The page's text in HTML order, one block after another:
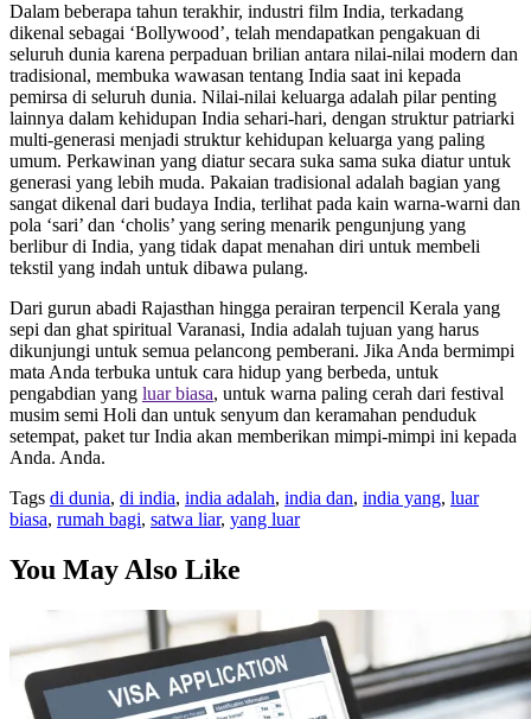
Dalam beberapa tahun terakhir, industri film India, terkadang
dikenal sebagai ‘Bollywood’, telah mendapatkan pengakuan di
seluruh dunia karena perpaduan brilian antara nilai-nilai modern dan
tradisional, membuka wawasan tentang India saat ini kepada
pemirsa di seluruh dunia. Nilai-nilai keluarga adalah pilar penting
lainnya dalam kehidupan India sehari-hari, dengan struktur patriarki
multi-generasi menjadi struktur kehidupan keluarga yang paling
umum. Perkawinan yang diatur secara suka sama suka diatur untuk
generasi yang lebih muda. Pakaian tradisional adalah bagian yang
sangat dikenal dari budaya India, terlihat pada kain warna-warni dan
pola ‘sari’ dan ‘cholis’ yang sering menarik pengunjung yang
berlibur di India, yang tidak dapat menahan diri untuk membeli
tekstil yang indah untuk dibawa pulang.
Dari gurun abadi Rajasthan hingga perairan terpencil Kerala yang
sepi dan ghat spiritual Varanasi, India adalah tujuan yang harus
dikunjungi untuk semua pelancong pemberani. Jika Anda bermimpi
mata Anda terbuka untuk cara hidup yang berbeda, untuk
pengabdian yang luar biasa, untuk warna paling cerah dari festival
musim semi Holi dan untuk senyum dan keramahan penduduk
setempat, paket tur India akan memberikan mimpi-mimpi ini kepada
Anda. Anda.
Tags di dunia, di india, india adalah, india dan, india yang, luar
biasa, rumah bagi, satwa liar, yang luar
You May Also Like